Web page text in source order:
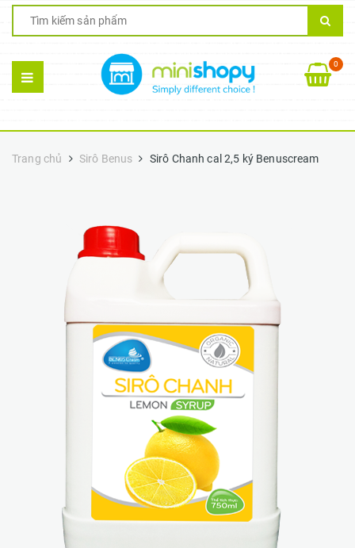
0
Trang chủ Sirô Benus Sirô Chanh cal 2,5 ký Benuscream